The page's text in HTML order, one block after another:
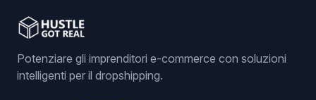
Potenziare gli imprenditori e-commerce con soluzioni
intelligenti per il dropshipping.